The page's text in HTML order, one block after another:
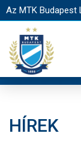
Az MTK Budapest
HÍREK